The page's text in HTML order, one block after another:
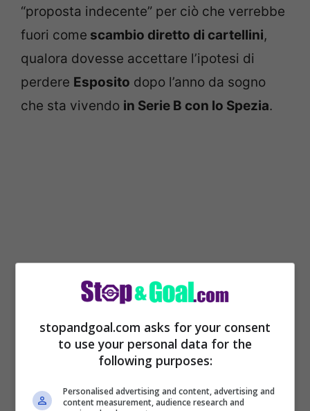
“proposta indecente” per ciò che verrebbe
fuori come scambio diretto di cartellini,
qualora dovesse accettare l’ipotesi di
perdere Esposito dopo l’anno da sogno
che sta vivendo in Serie B con lo Spezia.
stopandgoal.com asks for your consent
to use your personal data for the
following purposes:
Personalised advertising and content, advertising and
content measurement, audience research and